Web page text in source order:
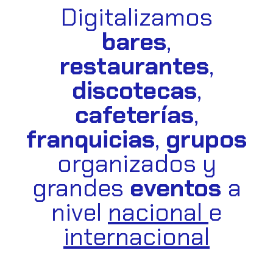
Digitalizamos
bares,
restaurantes,
discotecas,
cafeterías,
franquicias, grupos
organizados y
grandes eventos a
nivel nacional e
internacional